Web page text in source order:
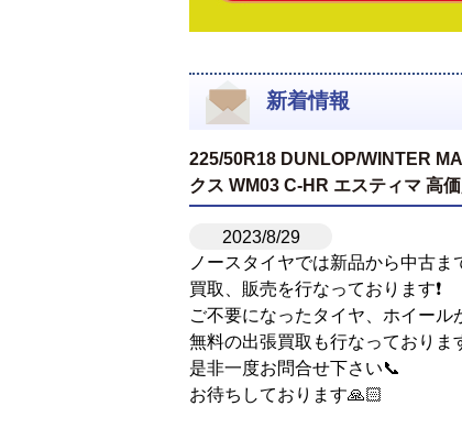
新着情報
225/50R18 DUNLOP/WINTER
クス WM03 C-HR エスティマ 高
2023/8/29
ノースタイヤでは新品から中古ま
買取、販売を行なっております❗️
ご不要になったタイヤ、ホイール
無料の出張買取も行なっておりま
是非一度お問合せ下さい📞
お待ちしております🙏🏻